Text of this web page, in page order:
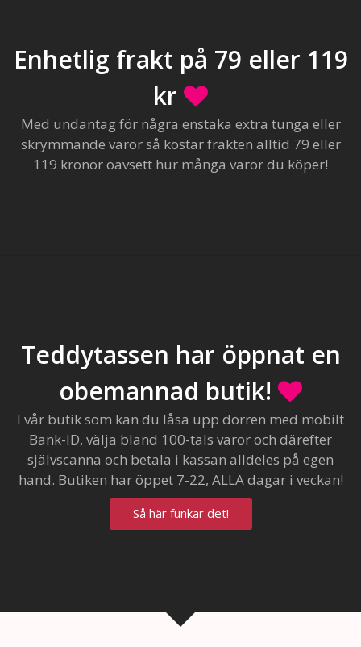
Enhetlig frakt på 79 eller 119
kr
Med undantag för några enstaka extra tunga eller
skrymmande varor så kostar frakten alltid 79 eller
119 kronor oavsett hur många varor du köper!
Teddytassen har öppnat en
obemannad butik!
I vår butik som kan du låsa upp dörren med mobilt
Bank-ID, välja bland 100-tals varor och därefter
självscanna och betala i kassan alldeles på egen
hand. Butiken har öppet 7-22, ALLA dagar i veckan!
Så här funkar det!